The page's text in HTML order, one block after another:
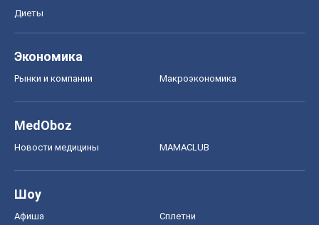
Диеты
Экономика
Рынки и компании Mакроэкономика
MedOboz
Новости медицины MAMACLUB
Шоу
Афиша Сплетни